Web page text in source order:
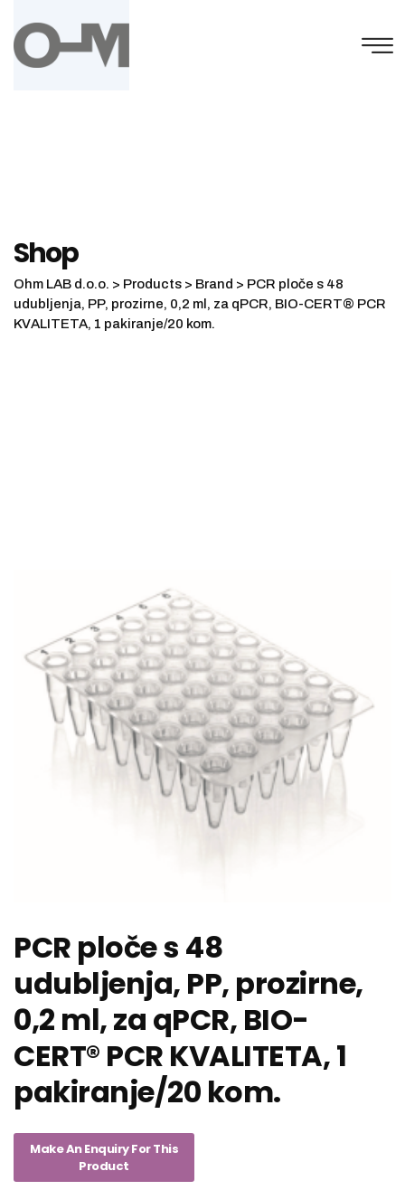
content
Shop
Ohm LAB d.o.o. > Products > Brand > PCR ploče s 48
udubljenja, PP, prozirne, 0,2 ml, za qPCR, BIO-CERT® PCR
KVALITETA, 1 pakiranje/20 kom.
PCR ploče s 48
udubljenja, PP, prozirne,
0,2 ml, za qPCR, BIO-
CERT® PCR KVALITETA, 1
pakiranje/20 kom.